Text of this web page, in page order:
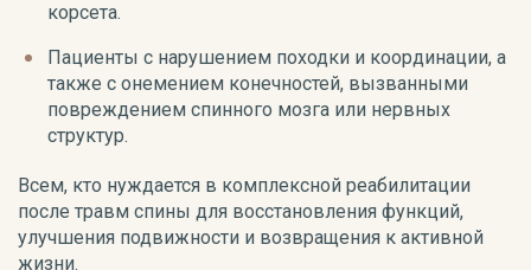
корсета.
Пациенты с нарушением походки и координации, а
также с онемением конечностей, вызванными
повреждением спинного мозга или нервных
структур.
Всем, кто нуждается в комплексной реабилитации
после травм спины для восстановления функций,
улучшения подвижности и возвращения к активной
жизни.